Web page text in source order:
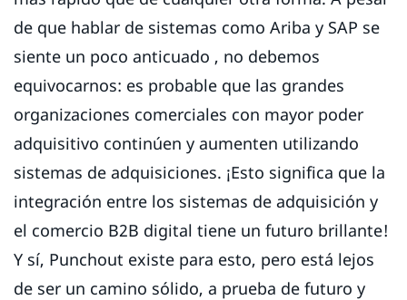
de que hablar de sistemas como Ariba y SAP se
siente un poco anticuado , no debemos
equivocarnos: es probable que las grandes
organizaciones comerciales con mayor poder
adquisitivo continúen y aumenten utilizando
sistemas de adquisiciones. ¡Esto significa que la
integración entre los sistemas de adquisición y
el comercio B2B digital tiene un futuro brillante!
Y sí, Punchout existe para esto, pero está lejos
de ser un camino sólido, a prueba de futuro y